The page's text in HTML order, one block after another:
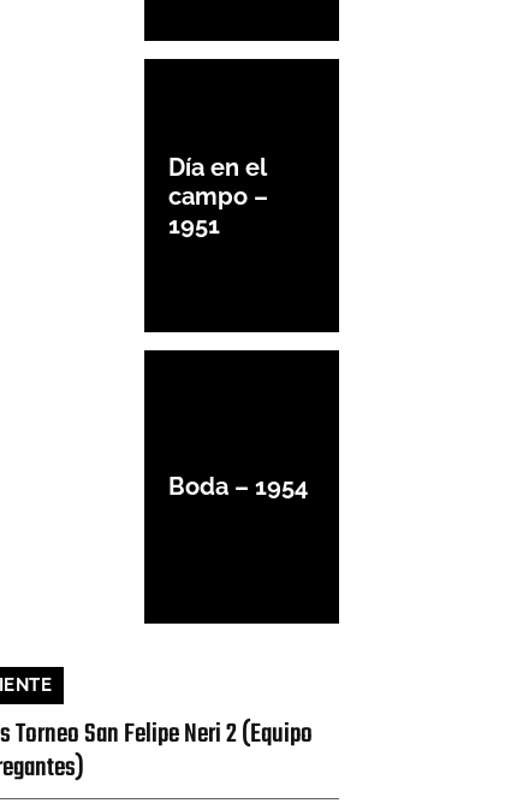
Día en el
campo –
1951
Boda – 1954
Torneo San Felipe Neri 2 (Equipo